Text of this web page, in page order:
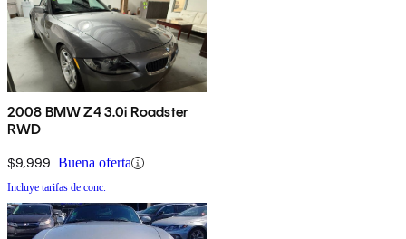
2008 BMW Z4 3.0i Roadster
RWD
$9,999 Buena oferta
Incluye tarifas de conc.